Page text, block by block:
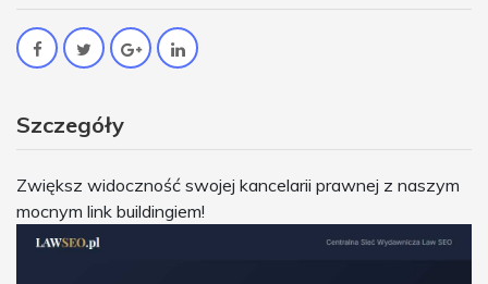
Szczegóły
Zwiększ widoczność swojej kancelarii prawnej z naszym
mocnym link buildingiem!